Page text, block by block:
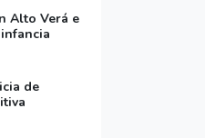
Alto Verá e
de